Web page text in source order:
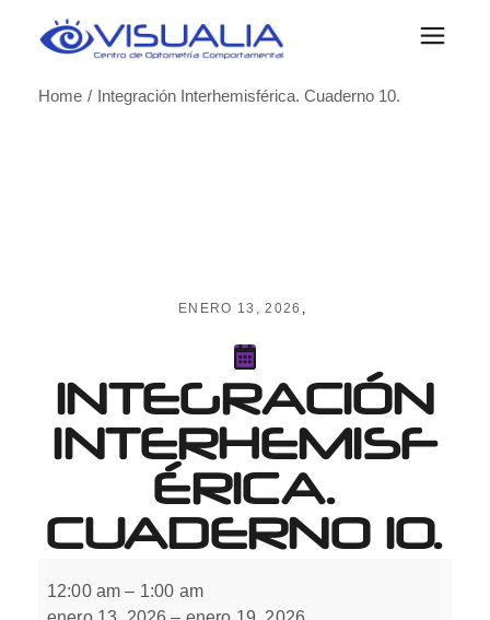
Home
Integración Interhemisférica. Cuaderno 10.
ENERO 13, 2026
INTEGRACIÓN
INTERHEMISF
ÉRICA.
CUADERNO 10.
Interhemisférica.
Cuaderno
12:00 am – 1:00 am